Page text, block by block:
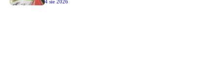
4 sie 2026